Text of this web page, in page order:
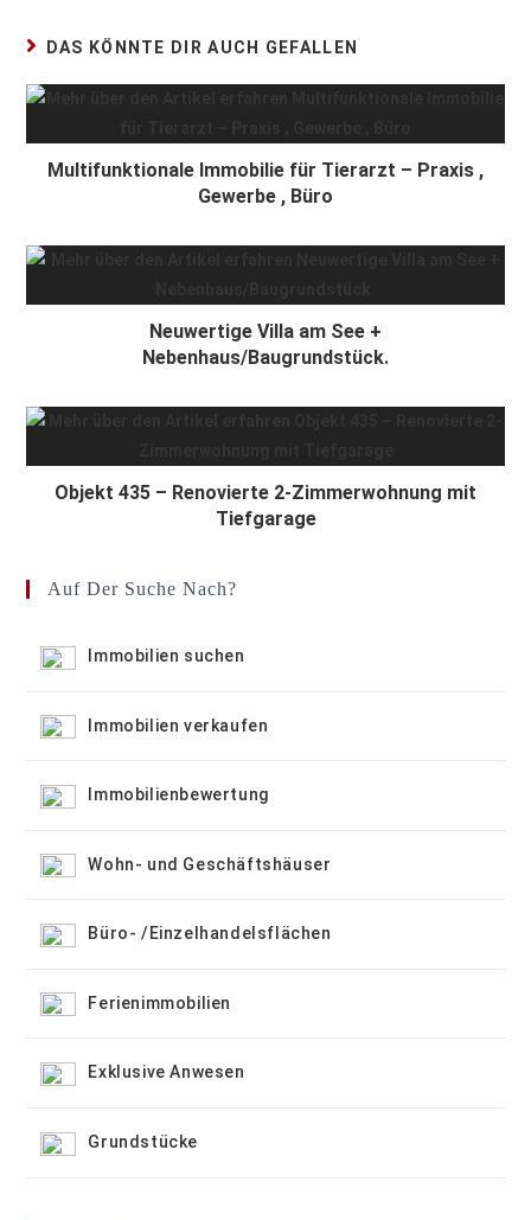
DAS KÖNNTE DIR AUCH GEFALLEN
Multifunktionale Immobilie für Tierarzt – Praxis ,
Gewerbe , Büro
Neuwertige Villa am See +
Nebenhaus/Baugrundstück.
Objekt 435 – Renovierte 2-Zimmerwohnung mit
Tiefgarage
Auf Der Suche Nach?
Immobilien suchen
Immobilien verkaufen
Immobilienbewertung
Wohn- und Geschäftshäuser
Büro- /Einzelhandelsflächen
Ferienimmobilien
Exklusive Anwesen
Grundstücke